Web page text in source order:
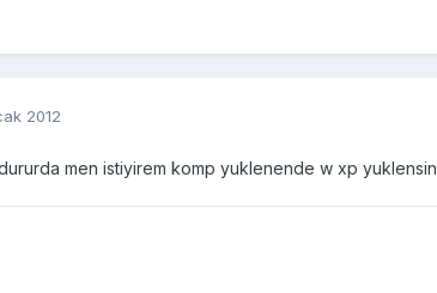
2012
men istiyirem komp yuklenende w xp yuklensin